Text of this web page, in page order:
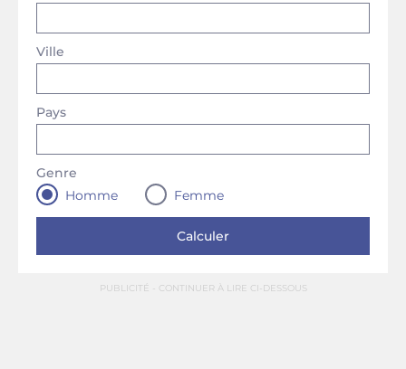
Pays
Ville
Genre
Homme
Femme
PUBLICITÉ - CONTINUER À LIRE CI-DESSOUS